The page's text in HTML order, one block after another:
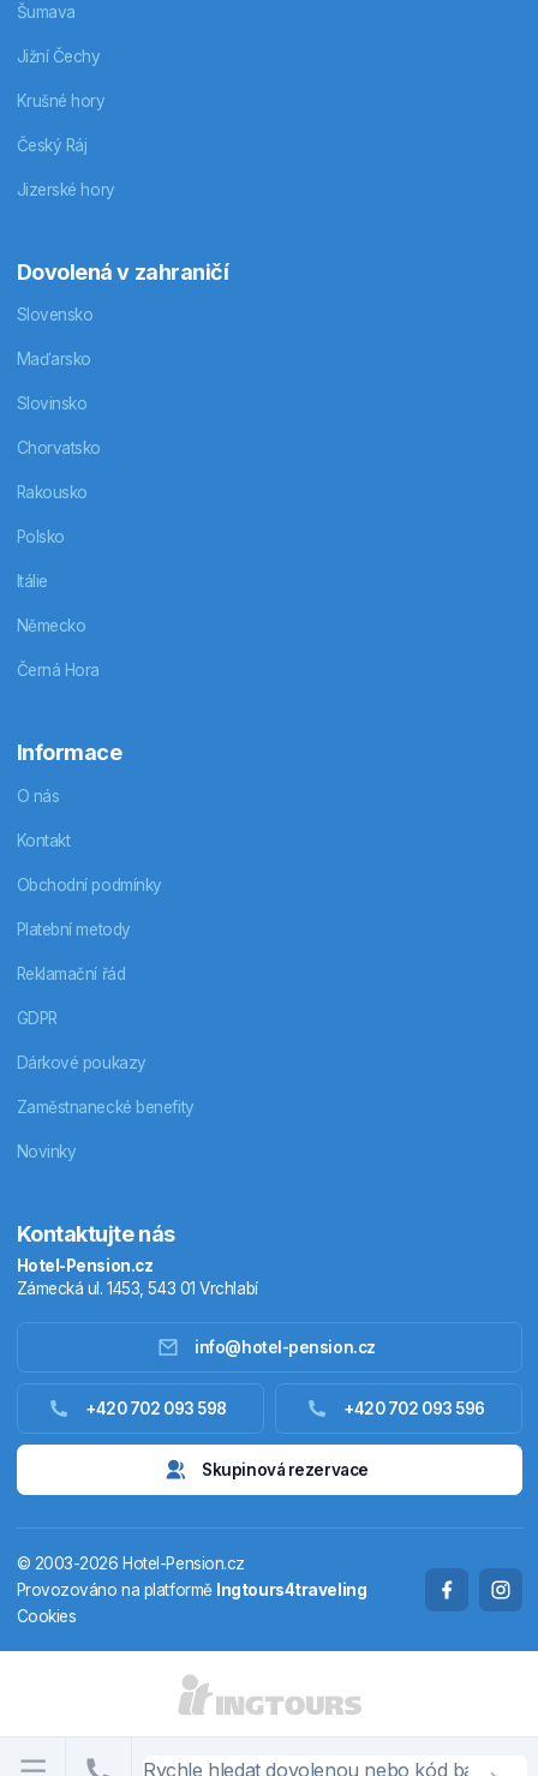
Ubytování zahraniční
Termály
Chaty a chalupy
DE
Šumava
Jižní Čechy
Krušné hory
Český Ráj
Jizerské hory
Dovolená v zahraničí
Slovensko
Maďarsko
Slovinsko
Chorvatsko
Rakousko
Polsko
Itálie
Německo
Černá Hora
Informace
O nás
Kontakt
Obchodní podmínky
Platební metody
Reklamační řád
GDPR
Dárkové poukazy
Zaměstnanecké benefity
Novinky
Kontaktujte nás
Hotel-Pension.cz
Zámecká ul. 1453, 543 01 Vrchlabí
info@hotel-pension.cz
+420 702 093 598 +420 702 093 596
Skupinová rezervace
© 2003-2026 Hotel-Pension.cz
Provozováno na platformě Ingtours4traveling
Cookies